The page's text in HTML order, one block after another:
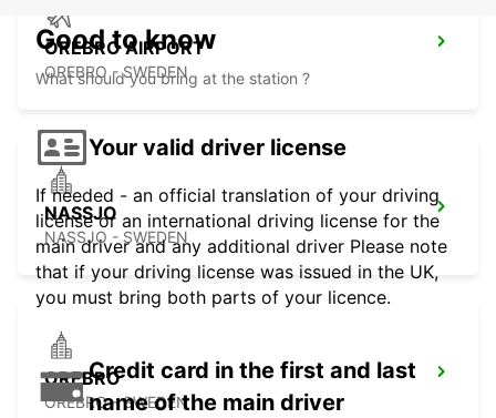
OREBRO AIRPORT
OREBRO - SWEDEN
NASSJO
NASSJO - SWEDEN
OREBRO
OREBRO - SWEDEN
Good to know
What should you bring at the station ?
Your valid driver license
If needed - an official translation of your driving
license or an international driving license for the
main driver and any additional driver Please note
that if your driving license was issued in the UK,
you must bring both parts of your licence.
Credit card in the first and last
name of the main driver